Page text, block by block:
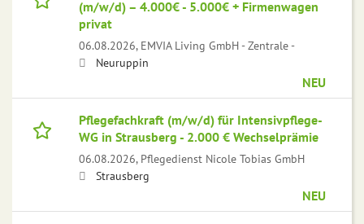
(m/w/d) – 4.000€ - 5.000€ + Firmenwagen
privat
06.08.2026, EMVIA Living GmbH - Zentrale -
Neuruppin
NEU
Pflegefachkraft (m/w/d) für Intensivpflege-
WG in Strausberg - 2.000 € Wechselprämie
06.08.2026, Pflegedienst Nicole Tobias GmbH
Strausberg
NEU